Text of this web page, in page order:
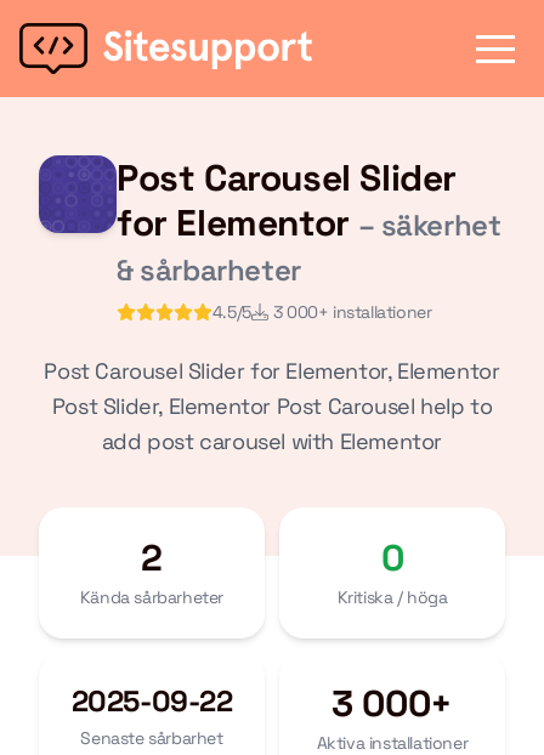
Post Carousel Slider
for Elementor – säkerhet
& sårbarheter
4.5/5 3 000+ installationer
Post Carousel Slider for Elementor, Elementor
Post Slider, Elementor Post Carousel help to
add post carousel with Elementor
2
Kända sårbarheter
0
Kritiska / höga
2025-09-22
Senaste sårbarhet
3 000+
Aktiva installationer